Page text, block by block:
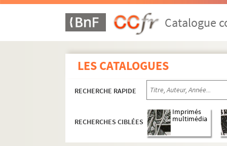
Catalogue
LES CATALOGUES
RECHERCHE RAPIDE
RECHERCHES CIBLÉES
Imprimés
multimédia